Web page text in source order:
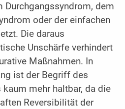
dem
oder der einfachen
Die daraus
Unschärfe verhindert
Maßnahmen. In
ist der Begriff des
mehr haltbar, da die
Reversibilität der